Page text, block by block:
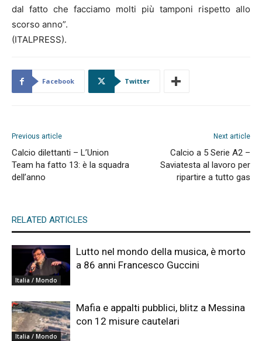
dal fatto che facciamo molti più tamponi rispetto allo
scorso anno”.
(ITALPRESS).
Facebook Twitter
Previous article
Calcio dilettanti – L’Union
Team ha fatto 13: è la squadra
dell’anno
Next article
Calcio a 5 Serie A2 –
Saviatesta al lavoro per
ripartire a tutto gas
RELATED ARTICLES
Italia / Mondo
Lutto nel mondo della musica, è morto
a 86 anni Francesco Guccini
Italia / Mondo
Mafia e appalti pubblici, blitz a Messina
con 12 misure cautelari